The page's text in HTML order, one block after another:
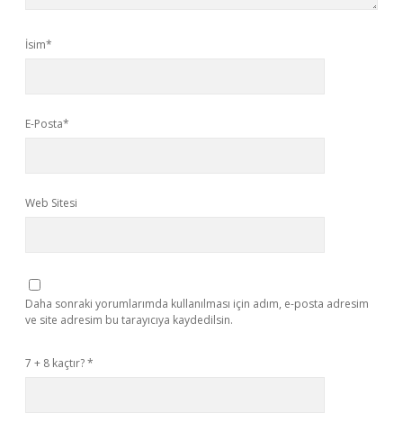
İsim*
E-Posta*
Web Sitesi
Daha sonraki yorumlarımda kullanılması için adım, e-posta adresim
ve site adresim bu tarayıcıya kaydedilsin.
7 + 8 kaçtır?*